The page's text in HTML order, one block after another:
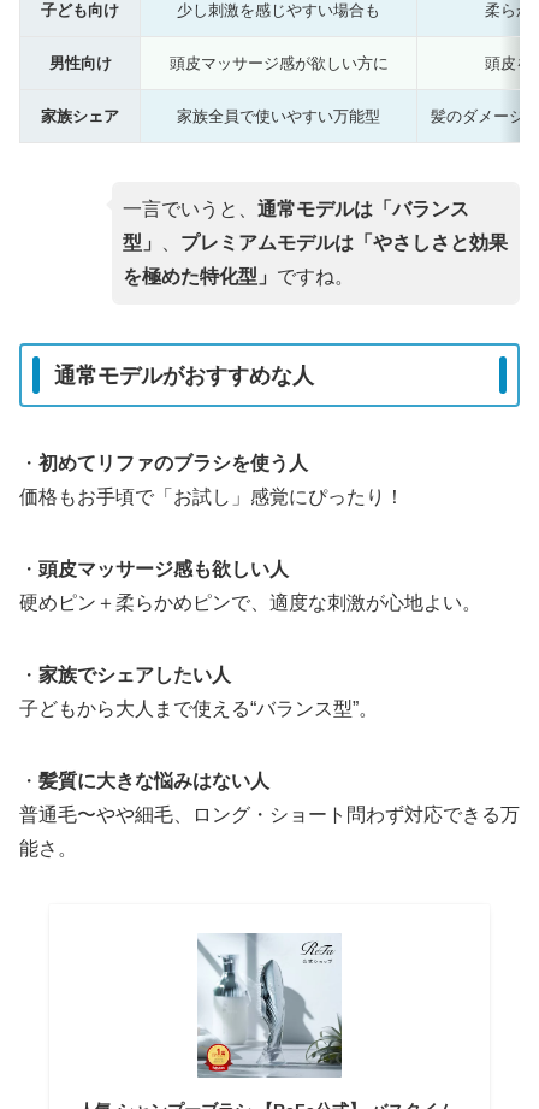
子ども向け 少し刺激を感じやすい場合も 柔らか
男性向け 頭皮マッサージ感が欲しい方に 頭皮を
家族シェア 家族全員で使いやすい万能型 髪のダメージ
一言でいうと、 通常モデルは「バランス
型」
プレミアムモデルは「やさしさと効果
を極めた特化型」 ですね。
通常モデルがおすすめな人
・ 初めてリファのブラシを使う人
価格もお手頃で「お試し」感覚にぴったり！
・ 頭皮マッサージ感も欲しい人
硬めピン＋柔らかめピンで、適度な刺激が心地よい。
・ 家族でシェアしたい人
子どもから大人まで使える“バランス型”。
・ 髪質に大きな悩みはない人
普通毛〜やや細毛、ロング・ショート問わず対応できる万
能さ。